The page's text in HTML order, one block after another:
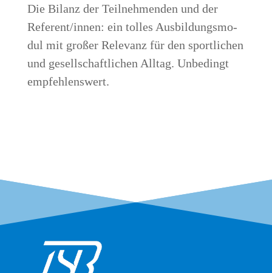
Die Bilanz der Teil­neh­men­den und der
Referent/innen: ein tol­les Aus­bil­dungs­mo­
dul mit gro­ßer Rele­vanz für den sport­li­chen
und gesell­schaft­li­chen All­tag. Unbe­dingt
empfehlenswert.